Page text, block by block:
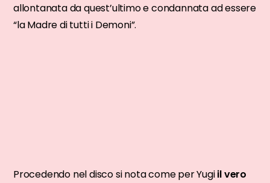
allontanata da quest’ultimo e condannata ad essere
“la Madre di tutti i Demoni”.
Procedendo nel disco si nota come per Yugiil vero